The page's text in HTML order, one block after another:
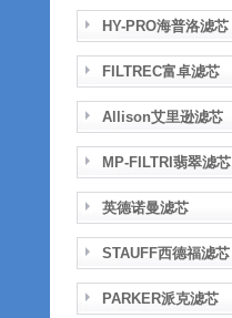
HY-PRO海普洛滤芯
FILTREC富卓滤芯
Allison艾里逊滤芯
MP-FILTRI翡翠滤芯
英德诺曼滤芯
STAUFF西德福滤芯
PARKER派克滤芯